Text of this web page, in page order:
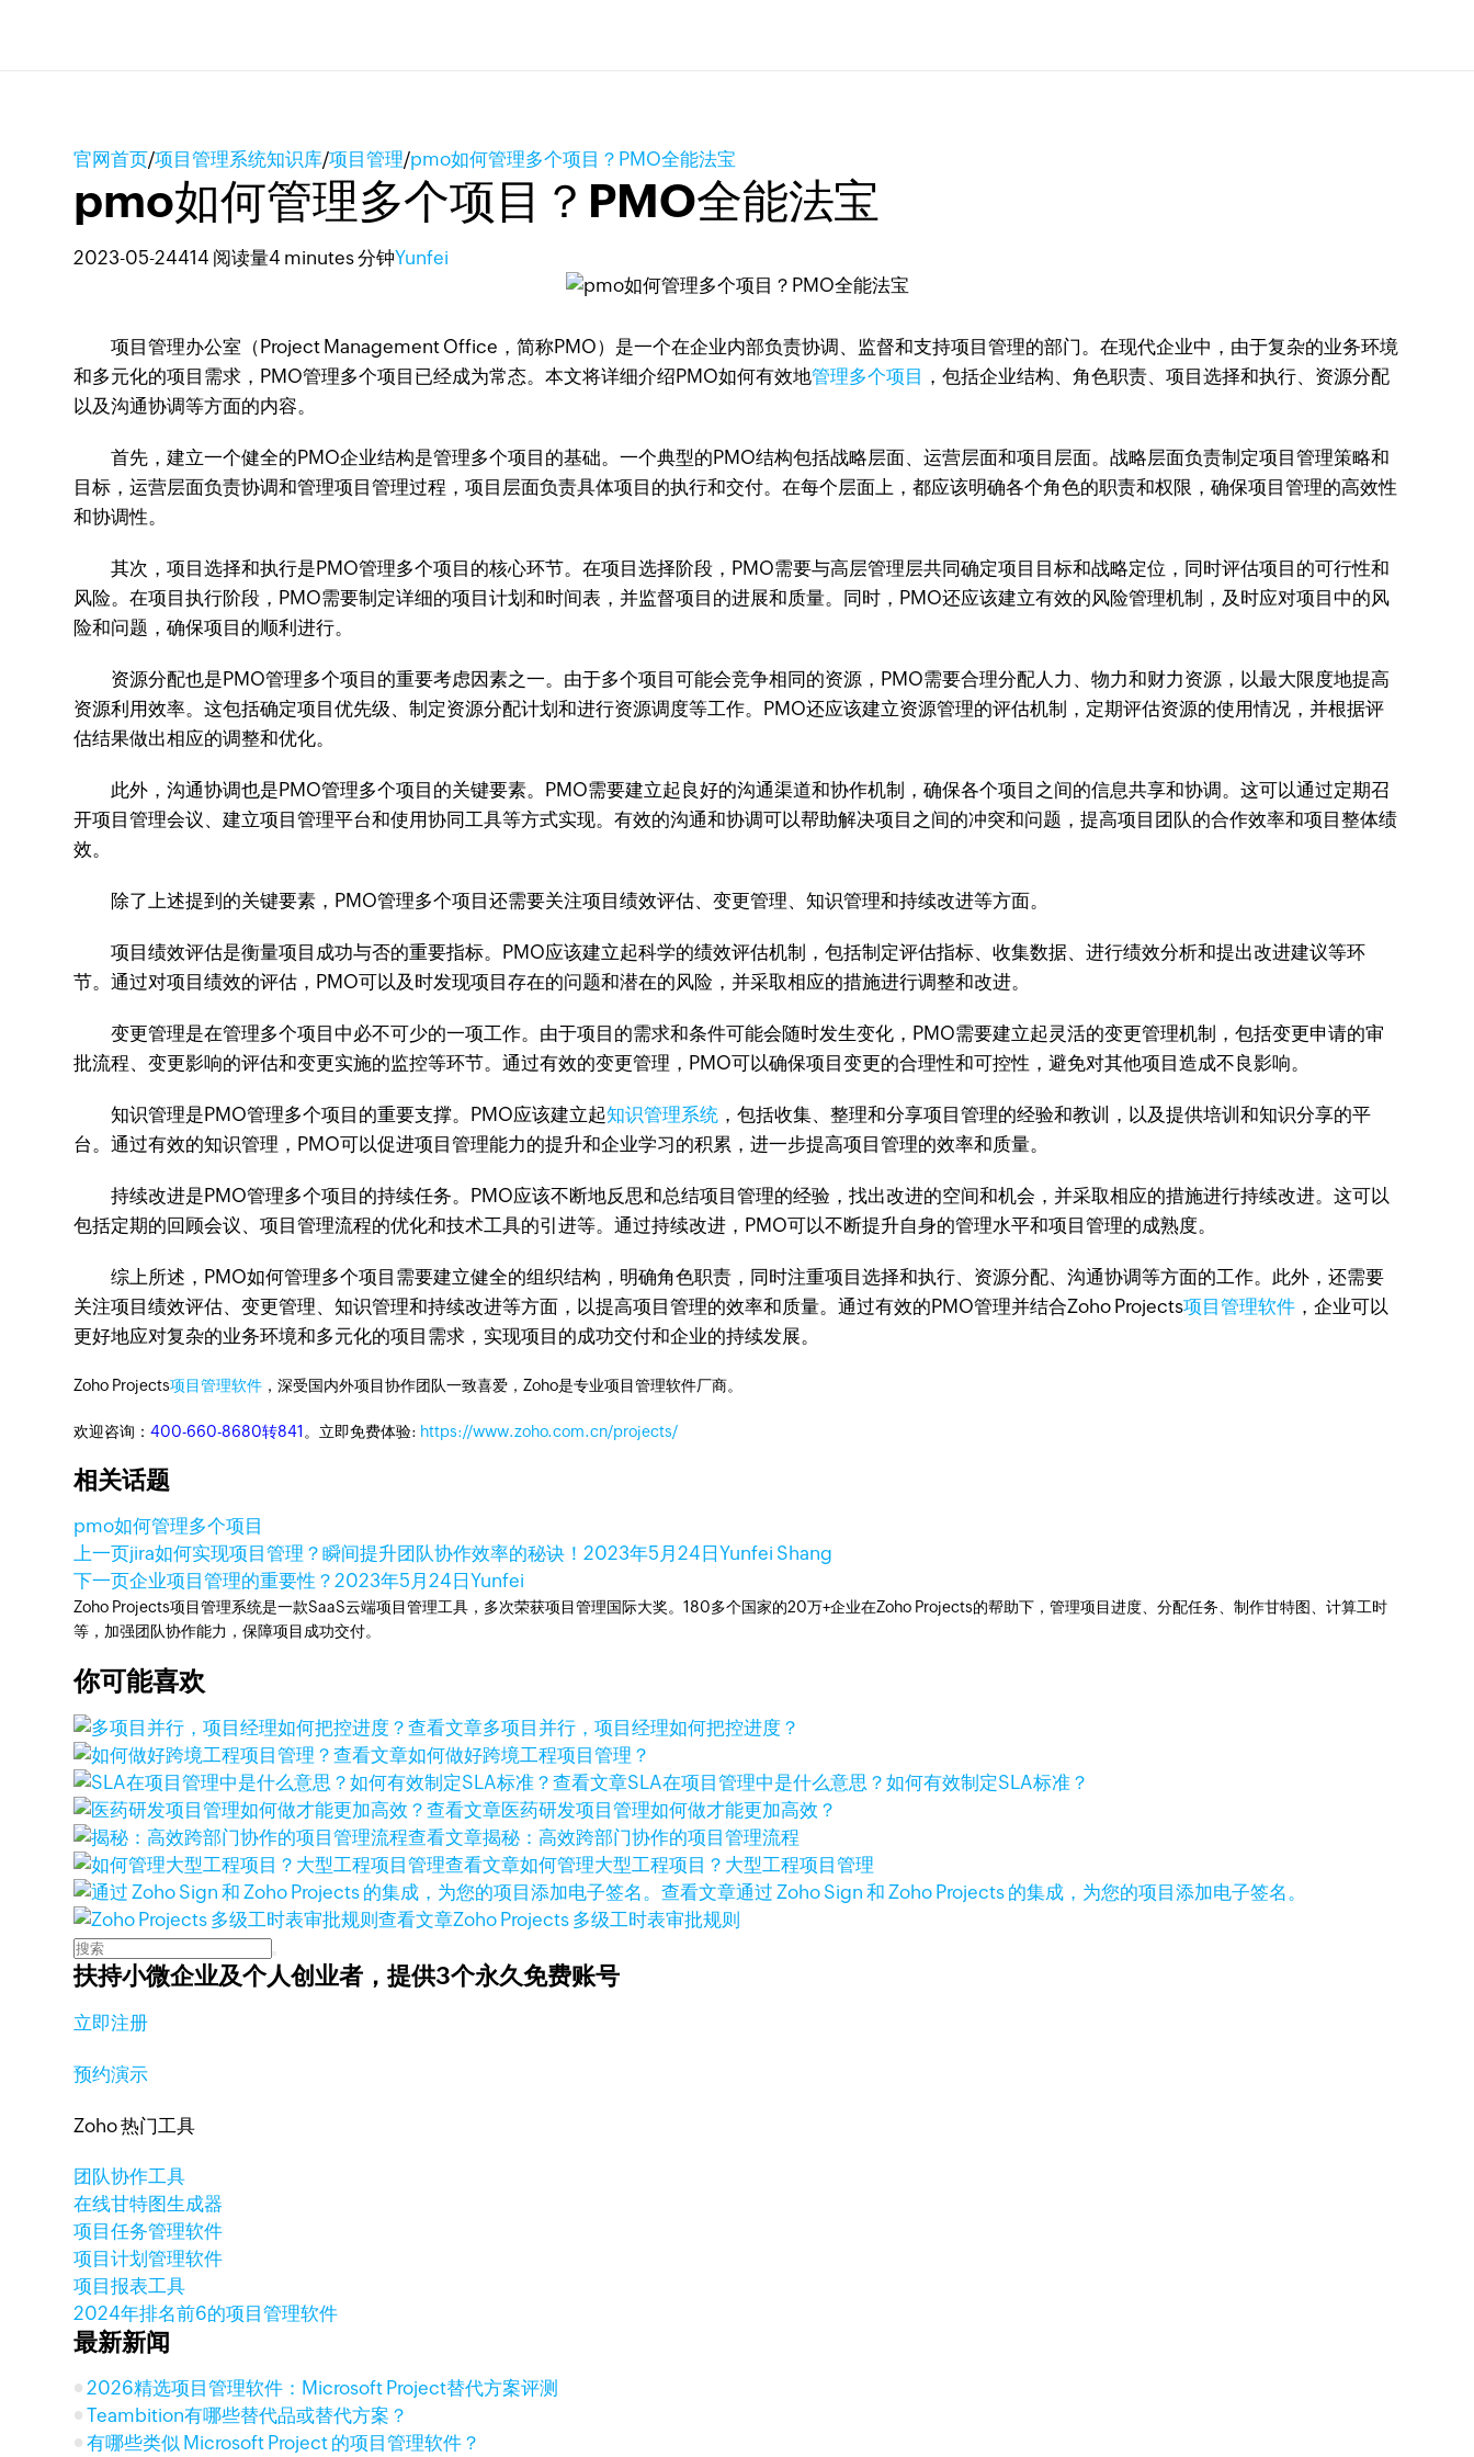
官网首页/项目管理系统知识库/项目管理/pmo如何管理多个项目？PMO全能法宝
pmo如何管理多个项目？PMO全能法宝
2023-05-24414 阅读量4 minutes 分钟Yunfei
项目管理办公室（Project Management Office，简称PMO）是一个在企业内部负责协调、监督和支持项目管理的部门。在现代企业中，由于复杂的业务环境
和多元化的项目需求，PMO管理多个项目已经成为常态。本文将详细介绍PMO如何有效地管理多个项目 ，包括企业结构、角色职责、项目选择和执行、资源分配
以及沟通协调等方面的内容。
首先，建立一个健全的PMO企业结构是管理多个项目的基础。一个典型的PMO结构包括战略层面、运营层面和项目层面。战略层面负责制定项目管理策略和
目标，运营层面负责协调和管理项目管理过程，项目层面负责具体项目的执行和交付。在每个层面上，都应该明确各个角色的职责和权限，确保项目管理的高效性
和协调性。
其次，项目选择和执行是PMO管理多个项目的核心环节。在项目选择阶段，PMO需要与高层管理层共同确定项目目标和战略定位，同时评估项目的可行性和
风险。在项目执行阶段，PMO需要制定详细的项目计划和时间表，并监督项目的进展和质量。同时，PMO还应该建立有效的风险管理机制，及时应对项目中的风
险和问题，确保项目的顺利进行。
资源分配也是PMO管理多个项目的重要考虑因素之一。由于多个项目可能会竞争相同的资源，PMO需要合理分配人力、物力和财力资源，以最大限度地提高
资源利用效率。这包括确定项目优先级、制定资源分配计划和进行资源调度等工作。PMO还应该建立资源管理的评估机制，定期评估资源的使用情况，并根据评
估结果做出相应的调整和优化。
此外，沟通协调也是PMO管理多个项目的关键要素。PMO需要建立起良好的沟通渠道和协作机制，确保各个项目之间的信息共享和协调。这可以通过定期召
开项目管理会议、建立项目管理平台和使用协同工具等方式实现。有效的沟通和协调可以帮助解决项目之间的冲突和问题，提高项目团队的合作效率和项目整体绩
效。
除了上述提到的关键要素，PMO管理多个项目还需要关注项目绩效评估、变更管理、知识管理和持续改进等方面。
项目绩效评估是衡量项目成功与否的重要指标。PMO应该建立起科学的绩效评估机制，包括制定评估指标、收集数据、进行绩效分析和提出改进建议等环
节。通过对项目绩效的评估，PMO可以及时发现项目存在的问题和潜在的风险，并采取相应的措施进行调整和改进。
变更管理是在管理多个项目中必不可少的一项工作。由于项目的需求和条件可能会随时发生变化，PMO需要建立起灵活的变更管理机制，包括变更申请的审
批流程、变更影响的评估和变更实施的监控等环节。通过有效的变更管理，PMO可以确保项目变更的合理性和可控性，避免对其他项目造成不良影响。
知识管理是PMO管理多个项目的重要支撑。PMO应该建立起知识管理系统 ，包括收集、整理和分享项目管理的经验和教训，以及提供培训和知识分享的平
台。通过有效的知识管理，PMO可以促进项目管理能力的提升和企业学习的积累，进一步提高项目管理的效率和质量。
持续改进是PMO管理多个项目的持续任务。PMO应该不断地反思和总结项目管理的经验，找出改进的空间和机会，并采取相应的措施进行持续改进。这可以
包括定期的回顾会议、项目管理流程的优化和技术工具的引进等。通过持续改进，PMO可以不断提升自身的管理水平和项目管理的成熟度。
综上所述，PMO如何管理多个项目需要建立健全的组织结构，明确角色职责，同时注重项目选择和执行、资源分配、沟通协调等方面的工作。此外，还需要
关注项目绩效评估、变更管理、知识管理和持续改进等方面，以提高项目管理的效率和质量。通过有效的PMO管理并结合Zoho Projects项目管理软件 ，企业可以
更好地应对复杂的业务环境和多元化的项目需求，实现项目的成功交付和企业的持续发展。
Zoho Projects项目管理软件 ，深受国内外项目协作团队一致喜爱，Zoho是专业项目管理软件厂商。
欢迎咨询：400-660-8680转841 。立即免费体验: https://www.zoho.com.cn/projects/
相关话题
pmo如何管理多个项目
上一页jira如何实现项目管理？瞬间提升团队协作效率的秘诀！2023年5月24日Yunfei Shang
下一页企业项目管理的重要性？2023年5月24日Yunfei
Zoho Projects项目管理系统是一款SaaS云端项目管理工具，多次荣获项目管理国际大奖。180多个国家的20万+企业在Zoho Projects的帮助下，管理项目进度、分配任务、制作甘特图、计算工时
等，加强团队协作能力，保障项目成功交付。
你可能喜欢
查看文章多项目并行，项目经理如何把控进度？
查看文章如何做好跨境工程项目管理？
查看文章SLA在项目管理中是什么意思？如何有效制定SLA标准？
查看文章医药研发项目管理如何做才能更加高效？
查看文章揭秘：高效跨部门协作的项目管理流程
查看文章如何管理大型工程项目？大型工程项目管理
查看文章通过 Zoho Sign 和 Zoho Projects 的集成，为您的项目添加电子签名。
查看文章Zoho Projects 多级工时表审批规则
扶持小微企业及个人创业者，提供3个永久免费账号
立即注册
预约演示
Zoho 热门工具
团队协作工具
在线甘特图生成器
项目任务管理软件
项目计划管理软件
项目报表工具
2024年排名前6的项目管理软件
最新新闻
2026精选项目管理软件：Microsoft Project替代方案评测
Teambition有哪些替代品或替代方案？
有哪些类似 Microsoft Project 的项目管理软件？